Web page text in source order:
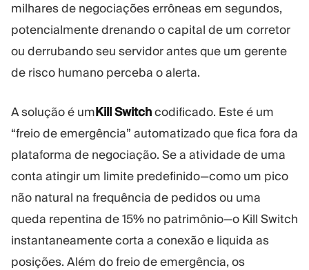
milhares de negociações errôneas em segundos,
potencialmente drenando o capital de um corretor
ou derrubando seu servidor antes que um gerente
de risco humano perceba o alerta.
A solução é umKill Switchcodificado. Este é um
“freio de emergência” automatizado que fica fora da
plataforma de negociação. Se a atividade de uma
conta atingir um limite predefinido—como um pico
não natural na frequência de pedidos ou uma
queda repentina de 15% no patrimônio—o Kill Switch
instantaneamente corta a conexão e liquida as
posições. Além do freio de emergência, os